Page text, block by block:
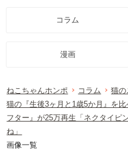
コラム
漫画
ねこちゃんホンポ コラム
猫の
猫の『生後3ヶ月と1歳5か月』を
フター』が25万再生「ネクタイピ
ね」
画像一覧